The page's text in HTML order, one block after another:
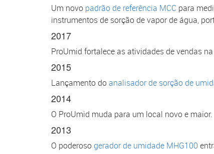
Um novo padrão de referência MCC para
instrumentos de sorção de vapor de água,
2017
ProUmid fortalece as atividades de vendas
2015
Lançamento doanalisador de sorção de
2014
O ProUmid muda para um local novo e maior.
2013
O poderoso gerador de umidade MHG100